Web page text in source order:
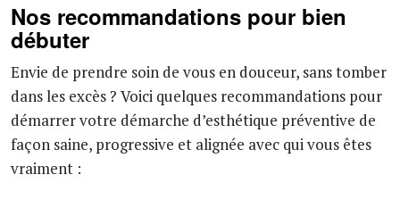
Nos recommandations pour bien
débuter
Envie de prendre soin de vous en douceur, sans tomber
dans les excès ? Voici quelques recommandations pour
démarrer votre démarche d’esthétique préventive de
façon saine, progressive et alignée avec qui vous êtes
vraiment :